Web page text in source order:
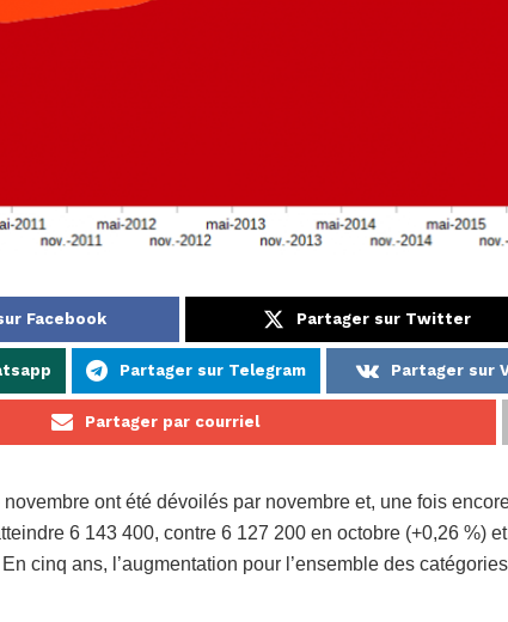
Facebook Partager sur Twitter
Partager sur Telegram Partager sur
Partager par courriel
ont été dévoilés par novembre et, une fois
6 143 400, contre 6 127 200 en octobre (+0,26 %) et
cinq ans, l’augmentation pour l’ensemble des